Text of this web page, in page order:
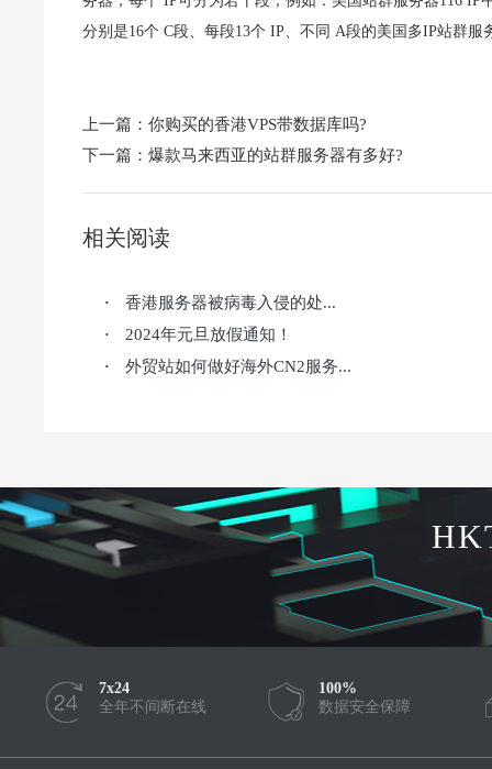
分别是16个 C段、每段13个 IP、不同 A段的美国多IP站群服
上一篇： 你购买的香港VPS带数据库吗?
下一篇： 爆款马来西亚的站群服务器有多好?
相关阅读
· 香港服务器被病毒入侵的处...
· 2024年元旦放假通知！
· 外贸站如何做好海外CN2服务...
7x24
全年不间断在线
100%
数据安全保障